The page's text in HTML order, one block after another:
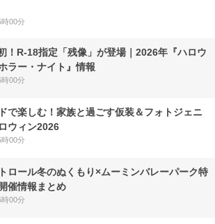
00分
！R-18指定「残像」が登場｜2026年『ハロウ
ラー・ナイト』情報
00分
で楽しむ！家族と過ごす仮装＆フォトジェニ
ウィン2026
00分
ロール冬のぬくもり×ムーミンバレーパーク特
催情報まとめ
00分